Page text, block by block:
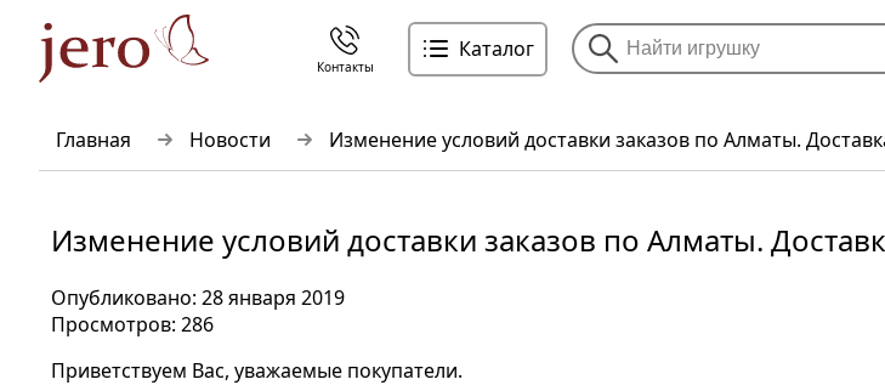
Главная Новости Изменение условий доставки заказов по Алматы.
Изменение условий доставки заказов по Алматы.
Опубликовано: 28 января 2019
Просмотров: 286
Приветствуем Вас, уважаемые покупатели.
Контакты
Каталог